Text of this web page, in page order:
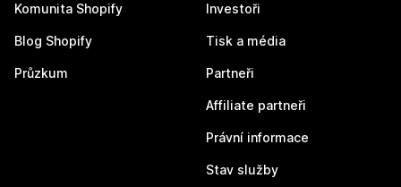
Komunita Shopify
Blog Shopify
Průzkum
Investoři
Tisk a média
Partneři
Affiliate partneři
Právní informace
Stav služby